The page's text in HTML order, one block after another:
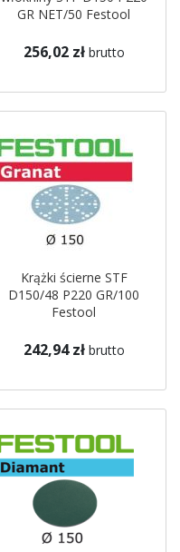
GR NET/50 Festool
256,02 zł brutto
Krążki ścierne STF
D150/48 P220 GR/100
Festool
242,94 zł brutto